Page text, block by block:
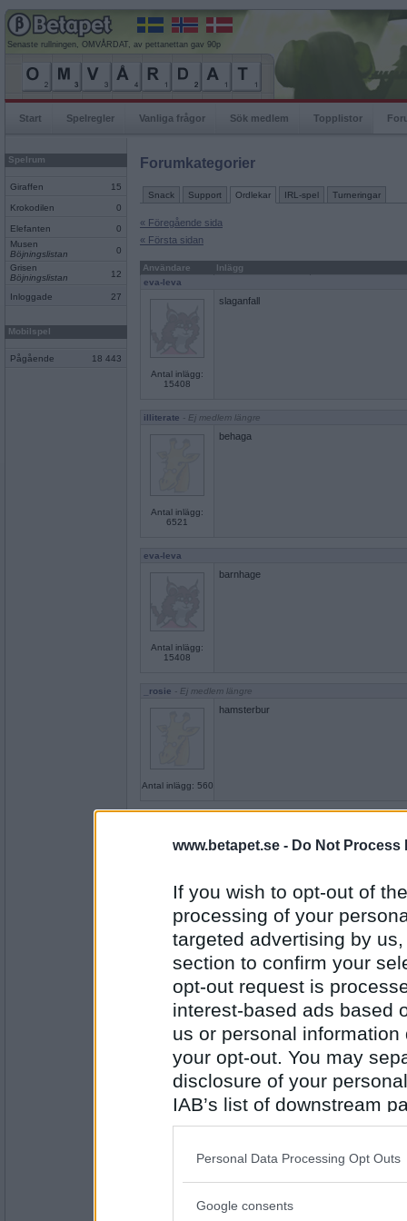
www.betapet.se - Do Not Process
If you wish to opt-out of
processing of your
targeted advertising by
section to confirm your
opt-out request is
interest-based ads based
us or personal
your opt-out. You may
disclosure of your
IAB’s list of downstream
also be disclosed by us
Downstream Participants
Please note that this
Personal Data Processing Opt Outs
Google consents
Senaste rullningen, OMVÅRDAT, av pettanettan gav 90p
Start Spelregler Vanliga frågor Sök medlem Topplistor
Spelrum
Giraffen 15
Krokodilen 0
Elefanten
0
Musen
Böjningslistan
0
Grisen
Böjningslistan
12
Inloggade 27
Mobilspel
Pågående 18 443
Forumkategorier
Snack Support Ordlekar IRL-spel Turneringar
« Föregående sida
« Första sidan
Användare
Inlägg
eva-leva
Antal inlägg:
15408
slaganfall
illiterate - Ej medlem längre
Antal inlägg:
6521
behaga
eva-leva
Antal inlägg:
15408
barnhage
_rosie - Ej medlem längre
Antal inlägg: 560
hamsterbur
Antal inlägg:
16806
15408
mammelucker